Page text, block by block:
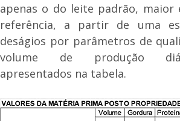
apenas o do leite padrão, maior
referência, a partir de uma
deságios por parâmetros de
volume de produção
apresentados na tabela.